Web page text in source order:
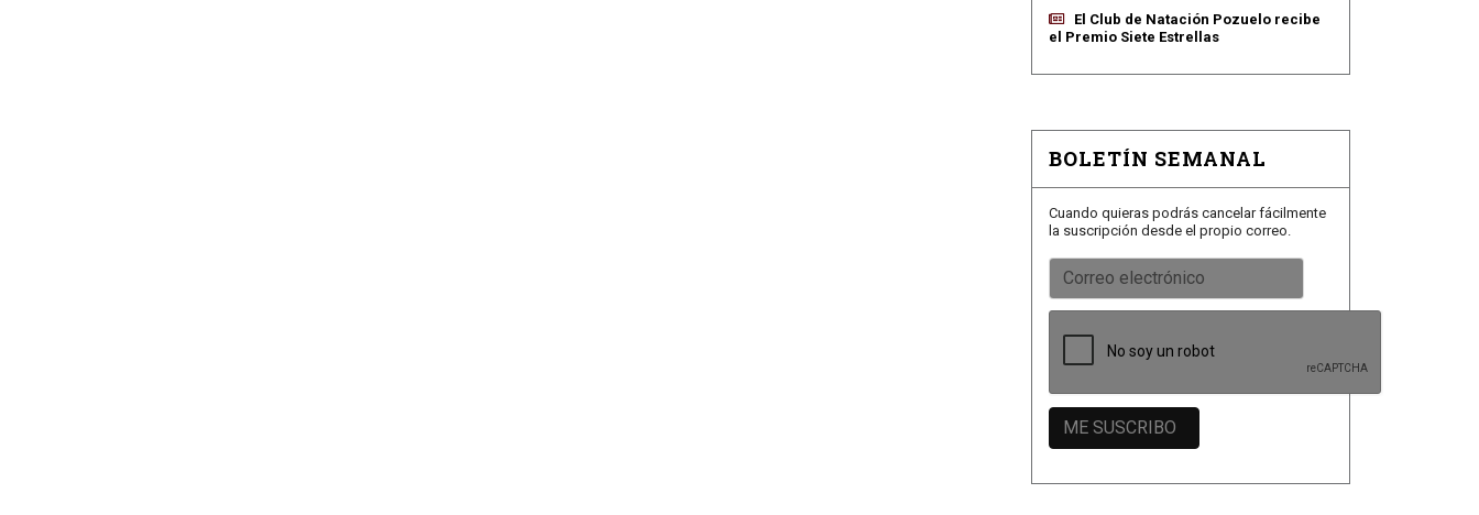
El Club de Natación Pozuelo recibe
el Premio Siete Estrellas
BOLETÍN SEMANAL
Cuando quieras podrás cancelar fácilmente
la suscripción desde el propio correo.